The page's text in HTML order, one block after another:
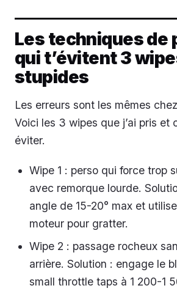
Les techniques de
qui t’évitent 3
stupides
Les erreurs sont les mêmes
Voici les 3 wipes que j’ai pris et
éviter.
Wipe 1 : perso qui force trop
avec remorque lourde.
angle de 15-20° max et
moteur pour gratter.
Wipe 2 : passage rocheux
arrière. Solution : engage le
small throttle taps à 1 200-1